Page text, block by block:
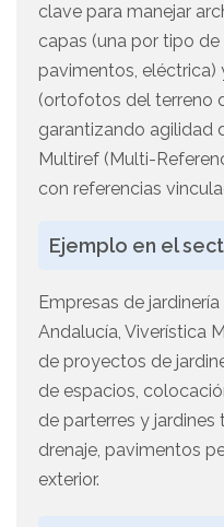
clave para manejar
capas (una por tipo
pavimentos, eléctrica)
(ortofotos del terreno
garantizando agilidad
Multiref (Multi-
con referencias
Ejemplo en el
Empresas de
Andalucía, Viverística
de proyectos de
de espacios,
de parterres y
drenaje, pavimentos
exterior.